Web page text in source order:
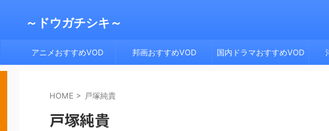
～ドウガチシキ～
アニメおすすめVOD 邦画おすすめVOD 国内ドラマおすすめVOD
HOME > 戸塚純貴
戸塚純貴